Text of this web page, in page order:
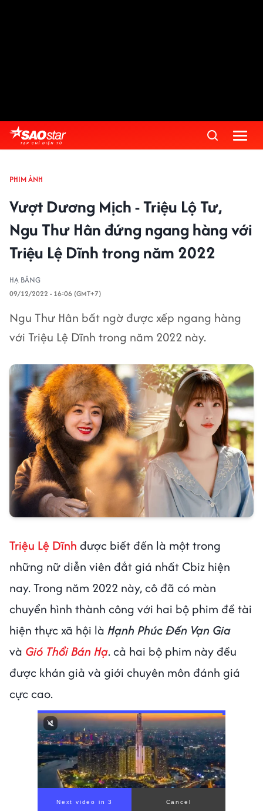
PHIM ẢNH
Vượt Dương Mịch - Triệu Lộ Tư,
Ngu Thư Hân đứng ngang hàng với
Triệu Lệ Dĩnh trong năm 2022
HẠ BĂNG
09/12/2022 - 16:06 (GMT+7)
Ngu Thư Hân bất ngờ được xếp ngang hàng
với Triệu Lệ Dĩnh trong năm 2022 này.
Triệu Lệ Dĩnh được biết đến là một trong
những nữ diễn viên đắt giá nhất Cbiz hiện
nay. Trong năm 2022 này, cô đã có màn
chuyển hình thành công với hai bộ phim đề tài
hiện thực xã hội là Hạnh Phúc Đến Vạn Gia
và Gió Thổi Bán Hạ. cả hai bộ phim này đều
được khán giả và giới chuyên môn đánh giá
cực cao.